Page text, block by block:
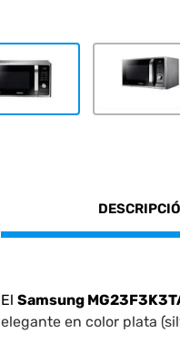
El Samsung
elegante en color plata